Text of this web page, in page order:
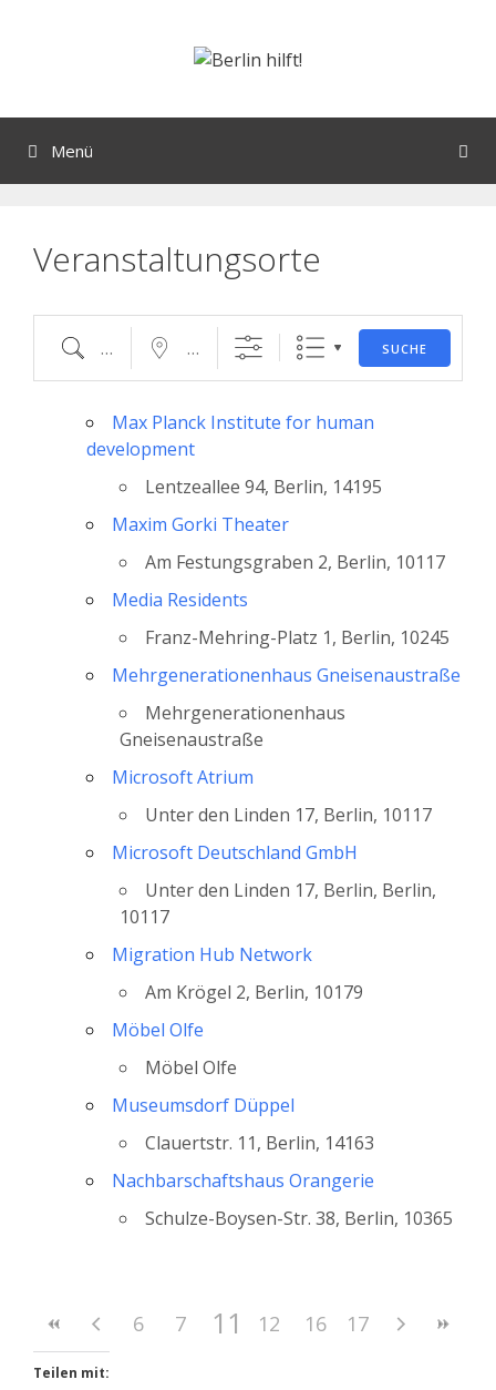
Menü
Veranstaltungsorte
SUCHE
Max Planck Institute for human
development
Lentzeallee 94, Berlin, 14195
Maxim Gorki Theater
Am Festungsgraben 2, Berlin, 10117
Media Residents
Franz-Mehring-Platz 1, Berlin, 10245
Mehrgenerationenhaus Gneisenaustraße
Mehrgenerationenhaus
Gneisenaustraße
Microsoft Atrium
Unter den Linden 17, Berlin, 10117
Microsoft Deutschland GmbH
Unter den Linden 17, Berlin, Berlin,
10117
Migration Hub Network
Am Krögel 2, Berlin, 10179
Möbel Olfe
Möbel Olfe
Museumsdorf Düppel
Clauertstr. 11, Berlin, 14163
Nachbarschaftshaus Orangerie
Schulze-Boysen-Str. 38, Berlin, 10365
6 7 8 9 10
11 12 13 14 15
16 17
Teilen mit: